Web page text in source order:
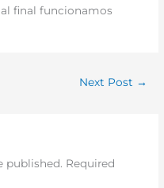
final funcionamos
Next Post →
published. Required